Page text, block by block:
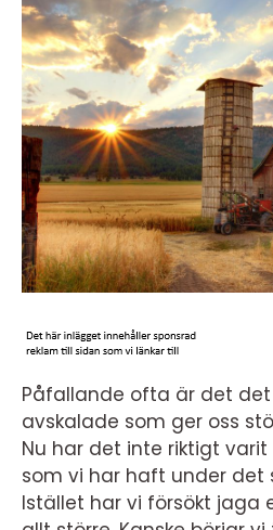
Påfallande ofta är det
avskalade som ger oss
Nu har det inte riktigt
som vi har haft under det
Istället har vi försökt jaga